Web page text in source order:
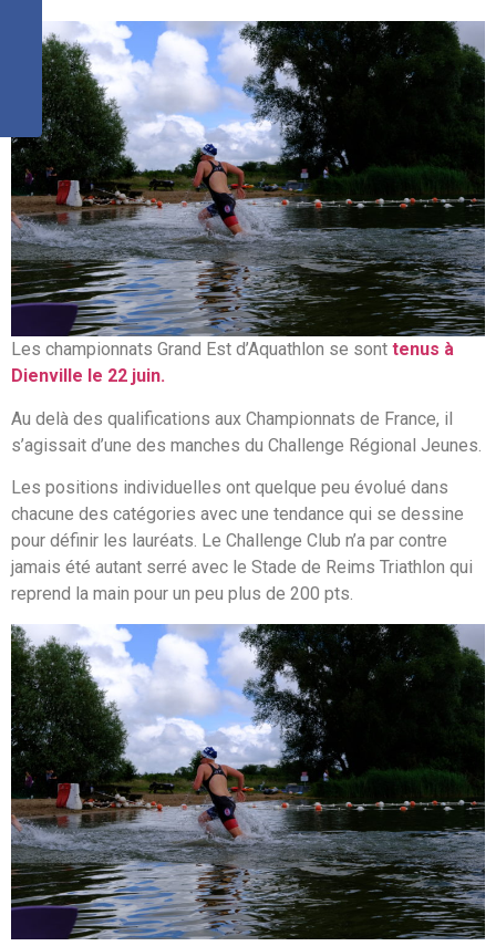
Les championnats Grand Est d’Aquathlon se sont tenus à
Dienville le 22 juin.
Au delà des qualifications aux Championnats de France, il
s’agissait d’une des manches du Challenge Régional Jeunes.
Les positions individuelles ont quelque peu évolué dans
chacune des catégories avec une tendance qui se dessine
pour définir les lauréats. Le Challenge Club n’a par contre
jamais été autant serré avec le Stade de Reims Triathlon qui
reprend la main pour un peu plus de 200 pts.